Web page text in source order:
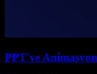
PPT'ye